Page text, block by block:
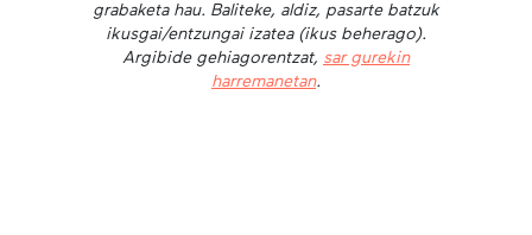
grabaketa hau. Baliteke, aldiz, pasarte batzuk
ikusgai/entzungai izatea (ikus beherago).
Argibide gehiagorentzat, sar gurekin
harremanetan.